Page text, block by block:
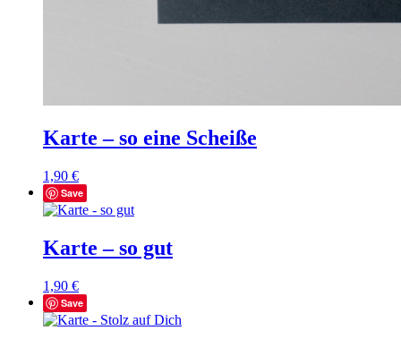
Karte – so eine Scheiße
1,90 €
Save
Karte – so gut
1,90 €
Save